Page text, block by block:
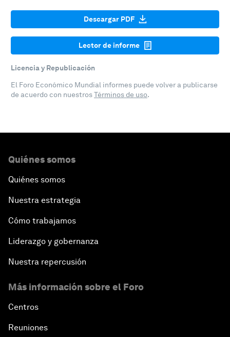
Descargar PDF
Lector de informe
Licencia y Republicación
El Foro Económico Mundial informes puede volver a publicarse
de acuerdo con nuestrosTérminos de uso.
Quiénes somos
Quiénes somos
Nuestra estrategia
Cómo trabajamos
Liderazgo y gobernanza
Nuestra repercusión
Más información sobre el Foro
Centros
Reuniones